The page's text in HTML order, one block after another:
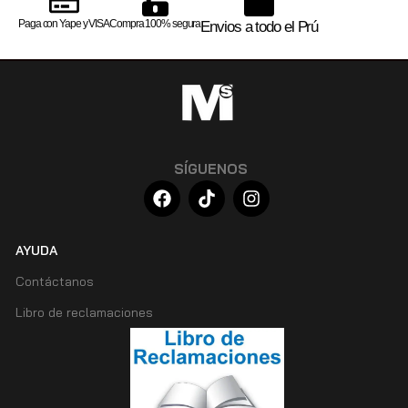
Paga con Yape y VISACompra 100% seguraEnvios a todo el Prú
SÍGUENOS
AYUDA
Contáctanos
Libro de reclamaciones